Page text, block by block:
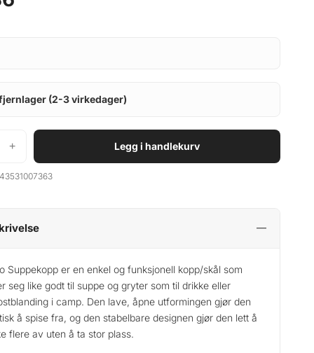
(2-3 virkedager)
+ Legg i handlekurv
Suppekopp er en enkel og funksjonell kopp/skål som
seg like godt til suppe og gryter som til drikke eller
i camp. Den lave, åpne utformingen gjør den
å spise fra, og den stabelbare designen gjør den lett å
flere av uten å ta stor plass.